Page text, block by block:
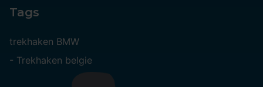
Tags
trekhaken BMW
- Trekhaken belgie